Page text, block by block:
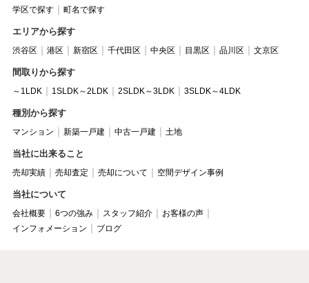
学区で探す
町名で探す
エリアから探す
渋谷区 港区 新宿区 千代田区 中央区 目黒区 品川区 文京区
間取りから探す
～1LDK 1SLDK～2LDK 2SLDK～3LDK 3SLDK～4LDK
種別から探す
マンション 新築一戸建 中古一戸建 土地
当社に出来ること
売却実績 売却査定 売却について 空間デザイン事例
当社について
会社概要 6つの強み スタッフ紹介
お客様の声
インフォメーション
ブログ